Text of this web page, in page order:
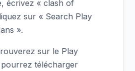
écrivez « clash of
sur « Search Play
».
sur le Play
télécharger